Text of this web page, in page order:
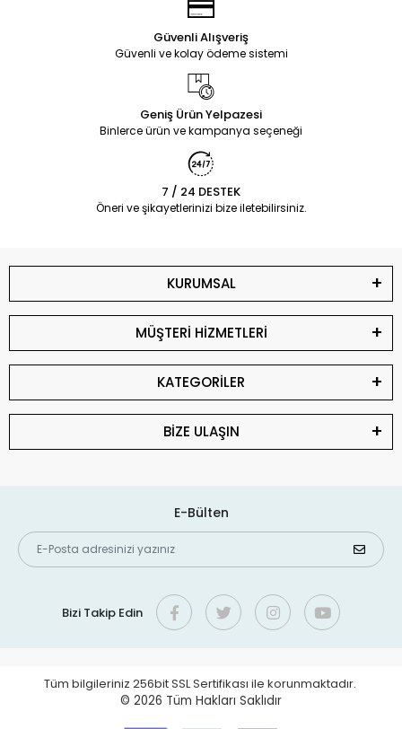
Güvenli Alışveriş
Güvenli ve kolay ödeme sistemi
Geniş Ürün Yelpazesi
Binlerce ürün ve kampanya seçeneği
7 / 24 DESTEK
Öneri ve şikayetlerinizi bize iletebilirsiniz.
KURUMSAL
MÜŞTERİ HİZMETLERİ
KATEGORİLER
BİZE ULAŞIN
E-Bülten
Bizi Takip Edin
Tüm bilgileriniz 256bit SSL Sertifikası ile korunmaktadır.
© 2026 Tüm Hakları Saklıdır